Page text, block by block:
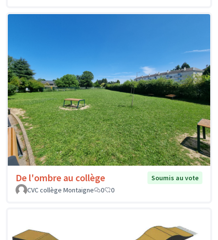
De l'ombre au collège
Soumis au vote
CVC collège Montaigne
0 0